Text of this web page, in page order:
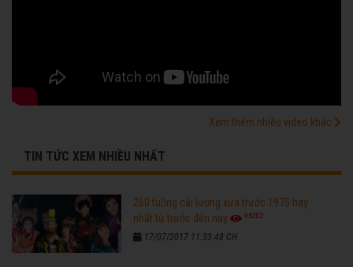
Xem thêm nhiều video khác
TIN TỨC XEM NHIỀU NHẤT
260 tuồng cải lương xưa trước 1975 hay
nhất từ trước đến nay
96202
17/07/2017 11:33:48 CH